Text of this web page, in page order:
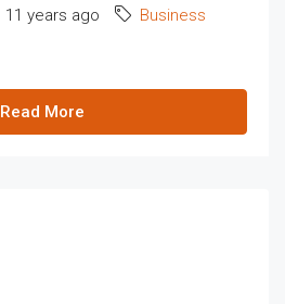
11 years ago
Business
Read More